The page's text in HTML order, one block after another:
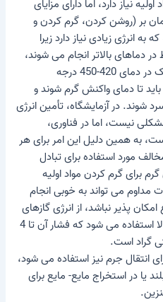
نیاز دارد، اما دارای مزایای
بر (روشن کردن، گرم کردن و
انرژی زیادی نیاز دارد زیرا
دماهای بالاتر انجام می شوند،
به عنوان مثال سنتز اسید سولفوریک در دمای 420-450 درجه
باید تا دمای واکنش گرم شوند و
شوند. در آزمایشگاه، تأمین انرژی
نیست، اما در فناوری،
به همین دلیل این امر برای هر
مورد استفاده برای تبادل
برای گرم کردن مواد اولیه
می تواند به خوبی انجام
پذیر نباشد، از انرژی گازهای
واکنش داغ برای تولید بخار فشار بالا استفاده می شود که فشار آن تا 4
انتقال جرم نیز استفاده می شود،
یا در استخراج مایع- مایع برای